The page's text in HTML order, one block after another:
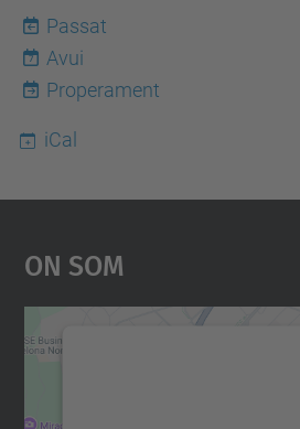
Passat
7
Avui
Properament
iCal
On Som